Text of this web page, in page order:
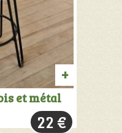
PANIER
et métal
22 €